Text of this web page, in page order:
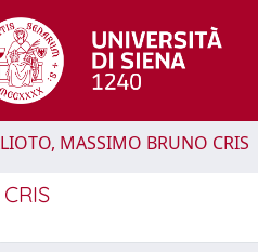
MASSIMO BRUNO CRIS